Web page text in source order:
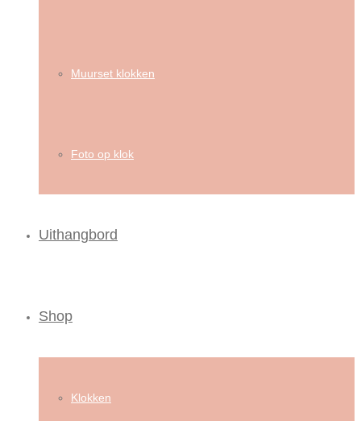
Muurset klokken
Foto op klok
Uithangbord
Shop
Klokken